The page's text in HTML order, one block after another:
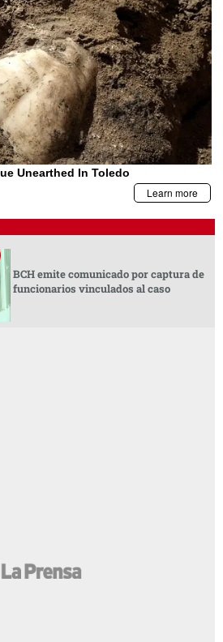
BCH emite comunicado por captura de
funcionarios vinculados al caso